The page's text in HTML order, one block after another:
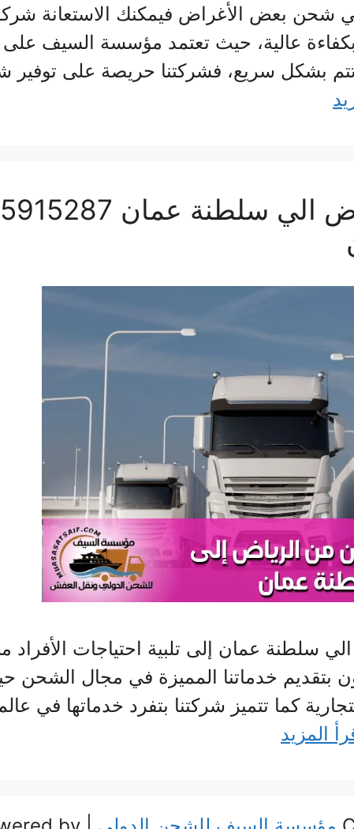
شحن بعض الأغراض فيمكنك الاستعانة
عالية، حيث تعتمد مؤسسة السيف
بشكل سريع، فشركتنا حريصة على توفير
عمان إلى تلبية احتياجات الأفراد
بتقديم خدماتنا المميزة في مجال الشحن
كما تتميز شركتنا بتفرد خدماتها
المزيد